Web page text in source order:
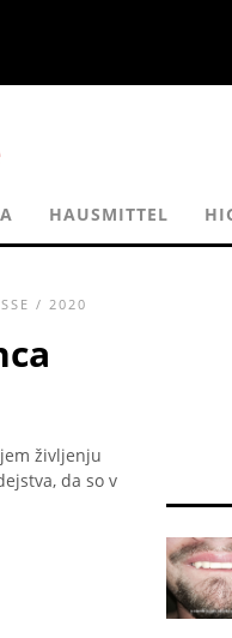
HAUSMITTEL
/ 2020
življenju
da so v